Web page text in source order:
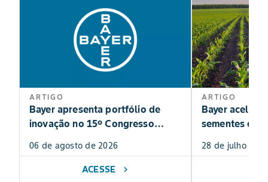
ARTIGO
Bayer apresenta portfólio de
inovação no 15º Congresso
06 de agosto de 2026
ACESSE chevron_right
ARTIGO
Bayer acelera
sementes de
28 de julho de